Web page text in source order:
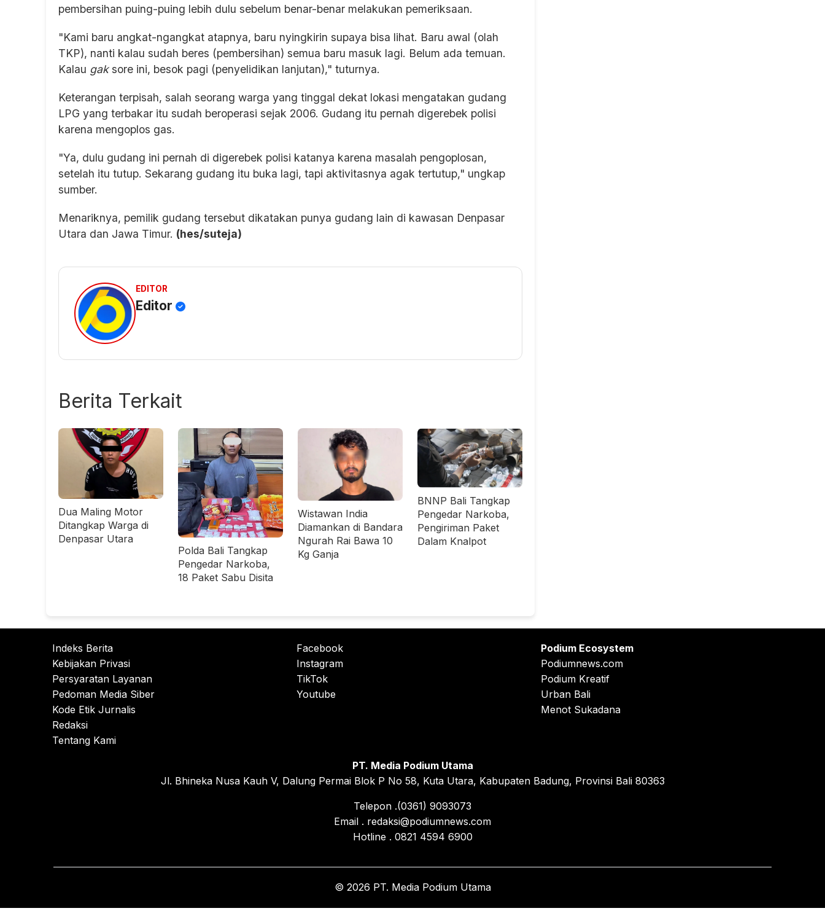
pembersihan puing-puing lebih dulu sebelum benar-benar melakukan pemeriksaan.
"Kami baru angkat-ngangkat atapnya, baru nyingkirin supaya bisa lihat. Baru awal (olah
TKP), nanti kalau sudah beres (pembersihan) semua baru masuk lagi. Belum ada temuan.
Kalau gaksore ini, besok pagi (penyelidikan lanjutan)," tuturnya.
Keterangan terpisah, salah seorang warga yang tinggal dekat lokasi mengatakan gudang
LPG yang terbakar itu sudah beroperasi sejak 2006. Gudang itu pernah digerebek polisi
karena mengoplos gas.
"Ya, dulu gudang ini pernah di digerebek polisi katanya karena masalah pengoplosan,
setelah itu tutup. Sekarang gudang itu buka lagi, tapi aktivitasnya agak tertutup," ungkap
sumber.
Menariknya, pemilik gudang tersebut dikatakan punya gudang lain di kawasan Denpasar
Utara dan Jawa Timur. (hes/suteja)
EDITOR
Editor
Berita Terkait
Dua Maling Motor
Ditangkap Warga di
Denpasar Utara
Polda Bali Tangkap
Pengedar Narkoba,
18 Paket Sabu Disita
Wistawan India
Diamankan di Bandara
Ngurah Rai Bawa 10
Kg Ganja
BNNP Bali Tangkap
Pengedar Narkoba,
Pengiriman Paket
Dalam Knalpot
Indeks Berita
Kebijakan Privasi
Persyaratan Layanan
Pedoman Media Siber
Kode Etik Jurnalis
Redaksi
Tentang Kami
Facebook
Instagram
TikTok
Youtube
Podium Ecosystem
Podiumnews.com
Podium Kreatif
Urban Bali
Menot Sukadana
PT. Media Podium Utama
Jl. Bhineka Nusa Kauh V, Dalung Permai Blok P No 58, Kuta Utara, Kabupaten Badung, Provinsi Bali 80363
Telepon .(0361) 9093073
Email . redaksi@podiumnews.com
Hotline . 0821 4594 6900
© 2026 PT. Media Podium Utama